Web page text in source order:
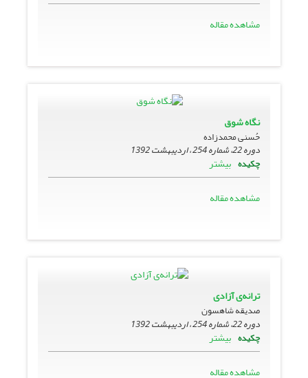
مشاهده مقاله
نگاه شوق
حُسنی محمدزاده
دوره 22، شماره 254 ، اردیبهشت 1392
چکیده بیشتر
مشاهده مقاله
ترانه‌ی آزادی
صدیقه شاهسون
دوره 22، شماره 254 ، اردیبهشت 1392
چکیده بیشتر
مشاهده مقاله